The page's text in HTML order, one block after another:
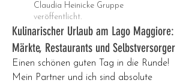
Claudia Heinicke Gruppe
veröffentlicht.
Kulinarischer Urlaub am Lago Maggiore:
Märkte, Restaurants und Selbstversorger
Einen schönen guten Tag in die Runde!
Mein Partner und ich sind absolute